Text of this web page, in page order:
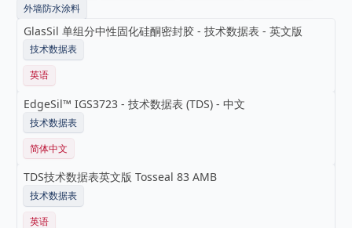
外墙防水涂料
GlasSil 单组分中性固化硅酮密封胶 - 技术数据表 - 英文版
技术数据表
英语
EdgeSil™ IGS3723 - 技术数据表 (TDS) - 中文
技术数据表
简体中文
TDS技术数据表英文版 Tosseal 83 AMB
技术数据表
英语